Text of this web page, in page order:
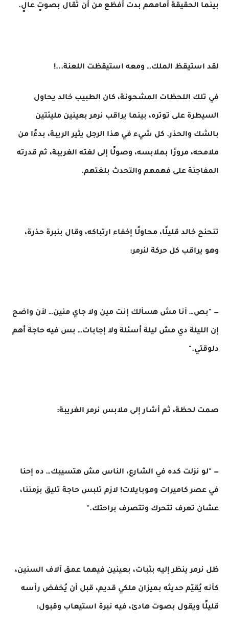
بينما الحقيقة أمامهم بدت أفظع من أن تُقال بصوتٍ عالٍ.
لقد استيقظ الملك… ومعه استيقظت اللعنة...!
في تلك اللحظات المشحونة، كان الطبيب خالد يحاول
السيطرة على توتره، بينما يراقب نرمر بعينين مليئتين
بالشك والحذر. كل شيء في هذا الرجل يثير الريبة، بدءًا من
ملامحه، مرورًا بملابسه، وصولًا إلى لغته الغريبة، ثم قدرته
المفاجئة على فهمهم والتحدث بلغتهم.
تنحنح خالد قليلًا، محاولًا إخفاء ارتباكه، وقال بنبرة حذرة،
وهو يراقب كل حركة لنرمر:
— "بص… أنا مش هسألك إنت مين ولا جاي منين… لأن واضح
إن الليلة دي مش ليلة أسئلة ولا إجابات… بس فيه حاجة أهم
دلوقتي."
صمت لحظة، ثم أشار إلى ملابس نرمر الغريبة:
— "لو نزلت كده في الشارع، الناس مش هتسيبك… ده إحنا
في عصر كاميرات وموبايلات! لازم تلبس حاجة تليق بزمننا،
عشان تعرف تتحرك وتتصرف براحتك."
ظل نرمر ينظر إليه بثبات، بعينين فيهما عمق آلاف السنين،
كأنه يُقيّم حديثه بميزان ملكي قديم، قبل أن يُخفض رأسه
قليلًا ويقول بصوت هادئ، فيه نبرة استيعاب وقبول: